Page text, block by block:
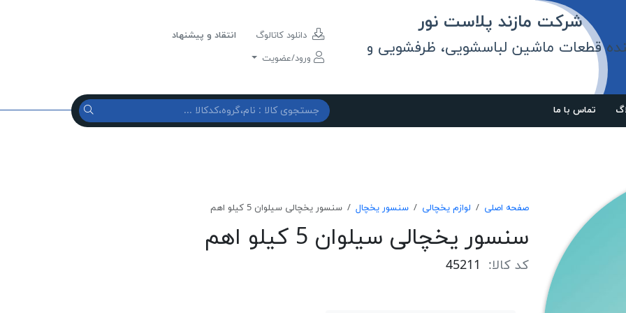
مازند پلاست نور
قطعات ماشین لباسشویی، ظرفشویی و
دانلود کاتالوگ
انتقاد و پیشنهاد
ورود/عضویت
تماس با ما
صفحه اصلی لوازم یخچالی سنسور یخچال سنسور يخچالی سيلوان 5 كيلو اهم
سنسور يخچالی سيلوان 5 كيلو اهم
کد کالا: 45211